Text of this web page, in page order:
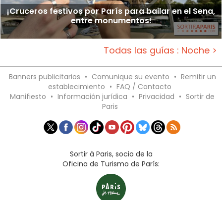
¡Cruceros festivos por París para bailar en el Sena,
entre monumentos!
Todas las guías : Noche >
Banners publicitarios • Comunique su evento • Remitir un
establecimiento • FAQ / Contacto
Manifiesto • Información jurídica • Privacidad • Sortir de
Paris
Sortir à Paris, socio de la
Oficina de Turismo de París: